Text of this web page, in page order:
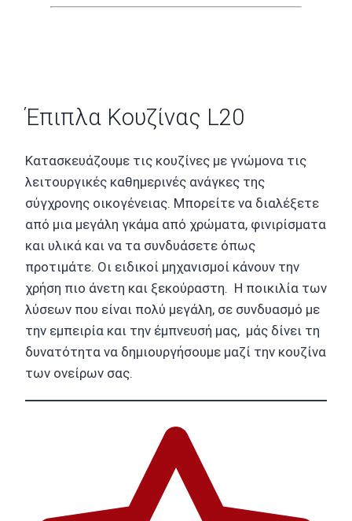
Έπιπλα Κουζίνας L20
Κατασκευάζουμε τις κουζίνες με γνώμονα τις
λειτουργικές καθημερινές ανάγκες της
σύγχρονης οικογένειας. Μπορείτε να διαλέξετε
από μια μεγάλη γκάμα από χρώματα, φινιρίσματα
και υλικά και να τα συνδυάσετε όπως
προτιμάτε. Οι ειδικοί μηχανισμοί κάνουν την
χρήση πιο άνετη και ξεκούραστη. Η ποικιλία των
λύσεων που είναι πολύ μεγάλη, σε συνδυασμό με
την εμπειρία και την έμπνευσή μας, μάς δίνει τη
δυνατότητα να δημιουργήσουμε μαζί την κουζίνα
των ονείρων σας.